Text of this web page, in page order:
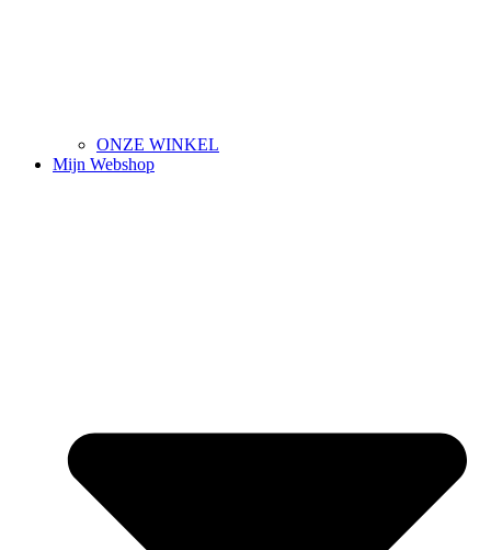
ONZE WINKEL
Mijn Webshop